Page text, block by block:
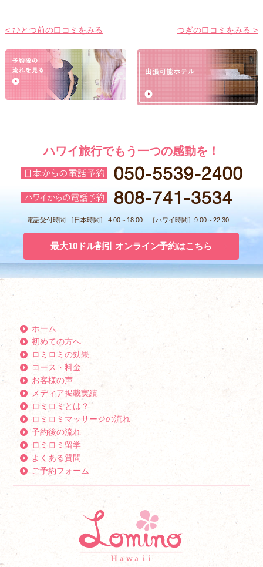
< ひとつ前の口コミをみる つぎの口コミをみる >
ハワイ旅行でもう一つの感動を！
電話受付時間 ［日本時間］ 4:00～18:00 ［ハワイ時間］9:00～22:30
最大10ドル割引 オンライン予約はこちら
ホーム
初めての方へ
ロミロミの効果
コース・料金
お客様の声
メディア掲載実績
ロミロミとは？
ロミロミマッサージの流れ
予約後の流れ
ロミロミ留学
よくある質問
ご予約フォーム